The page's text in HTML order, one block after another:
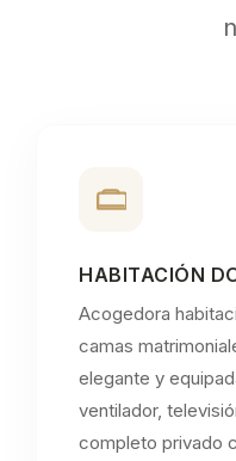
HABITACIÓN
Acogedora
camas
elegante y
ventilador,
completo privado